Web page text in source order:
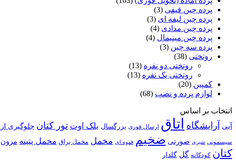
پرده چین قیفی (3)
پرده چین لیفه ای (3)
پرده چین مدادی (4)
پرده چین مینیمال (4)
پرده سه چین (3)
روتختی (38)
روتختی دو نفره (13)
روتختی یک نفره (13)
کمپین (20)
لوازم پرده و نصب (68)
انتخاب بر اساس
آبی
آرایشگاه اتاق ارسال فوری بزرگسال بلک اوت تور کتان جلوگیری از
سیسمونی شیری صورتی ضخیم قهوه ای مخمل مخمل براق مخمل پتینه مزون
کتان کودکانه گل گلدار